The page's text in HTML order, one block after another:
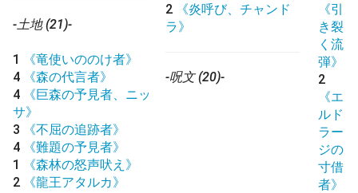
-土地 (21)-
1
《竜使いののけ者》
4
《森の代言者》
4
《巨森の予見者、ニッ
サ》
3
《不屈の追跡者》
4
《難題の予見者》
1
《森林の怒声吠え》
2
《龍王アタルカ》
2
《炎呼び、チャンド
ラ》
-呪文 (20)-
《引
き裂
く流
弾》
2
《エ
ルド
ラー
ジの
寸借
者》